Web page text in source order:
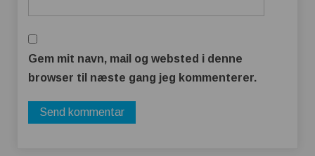
Gem mit navn, mail og websted i denne
browser til næste gang jeg kommenterer.